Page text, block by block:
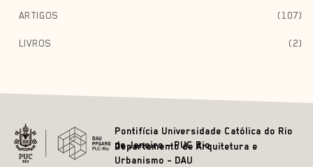
ARTIGOS (107)
LIVROS (2)
Pontifícia Universidade Católica do Rio
de Janeiro – PUC Rio
Departamento de Arquitetura e
Urbanismo – DAU